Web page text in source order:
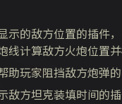
示的敌方位置的插件
线计算敌方火炮位置
玩家阻挡敌方炮弹的
敌方坦克装填时间的